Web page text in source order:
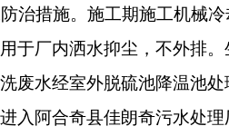
执行《一般工业固体废物贮存和
（HW08900-209-08）、废油桶
。SCR脱硝装置产生的废脱硝
《危险废物贮存污染控制标准》